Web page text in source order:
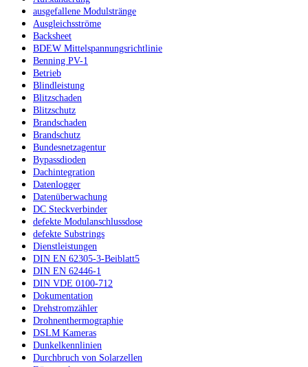
ausgefallene Modulstränge
Ausgleichsströme
Backsheet
BDEW Mittelspannungsrichtlinie
Benning PV-1
Betrieb
Blindleistung
Blitzschaden
Blitzschutz
Brandschaden
Brandschutz
Bundesnetzagentur
Bypassdioden
Dachintegration
Datenlogger
Datenüberwachung
DC Steckverbinder
defekte Modulanschlussdose
defekte Substrings
Dienstleistungen
DIN EN 62305-3-Beiblatt5
DIN EN 62446-1
DIN VDE 0100-712
Dokumentation
Drehstromzähler
Drohnenthermographie
DSLM Kameras
Dunkelkennlinien
Durchbruch von Solarzellen